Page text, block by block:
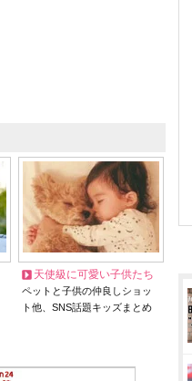
天使級に可愛い子供たち
ペットと子供の仲良しショッ
ト他、SNS話題キッズまとめ